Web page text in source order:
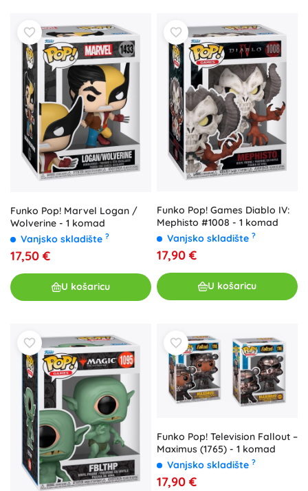
Funko Pop! Marvel Logan /
Wolverine - 1 komad
Vanjsko skladište ?
17,50 €
U košaricu
Funko Pop! Games Diablo IV:
Mephisto #1008 - 1 komad
Vanjsko skladište ?
17,90 €
U košaricu
Funko Pop! Television Fallout –
Maximus (1765) - 1 komad
Vanjsko skladište ?
17,90 €